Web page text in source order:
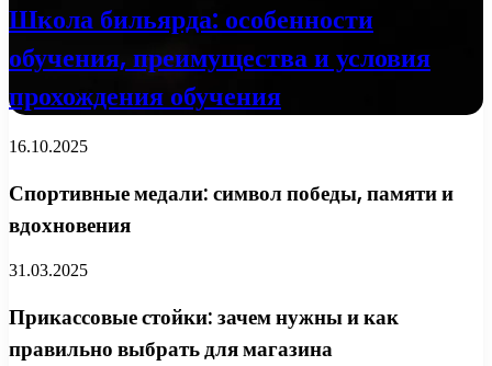
Школа бильярда: особенности
обучения, преимущества и условия
прохождения обучения
16.10.2025
Спортивные медали: символ победы, памяти и
вдохновения
31.03.2025
Прикассовые стойки: зачем нужны и как
правильно выбрать для магазина